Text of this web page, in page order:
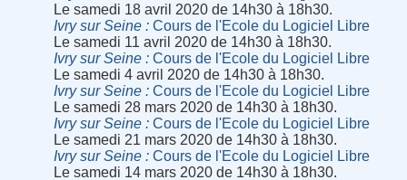
Le samedi 18 avril 2020 de 14h30 à 18h30.
Ivry sur Seine
Cours de l'Ecole du Logiciel Libre
Le samedi 11 avril 2020 de 14h30 à 18h30.
Ivry sur Seine
Cours de l'Ecole du Logiciel Libre
Le samedi 4 avril 2020 de 14h30 à 18h30.
Ivry sur Seine
Cours de l'Ecole du Logiciel Libre
Le samedi 28 mars 2020 de 14h30 à 18h30.
Ivry sur Seine
Cours de l'Ecole du Logiciel Libre
Le samedi 21 mars 2020 de 14h30 à 18h30.
Ivry sur Seine
Cours de l'Ecole du Logiciel Libre
Le samedi 14 mars 2020 de 14h30 à 18h30.